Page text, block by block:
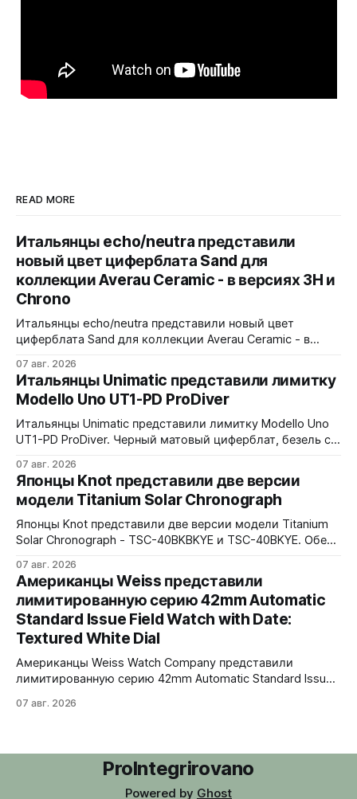
READ MORE
Итальянцы echo/neutra представили
новый цвет циферблата Sand для
коллекции Averau Ceramic - в версиях 3H и
Chrono
Итальянцы echo/neutra представили новый цвет
циферблата Sand для коллекции Averau Ceramic - в
контрастирует с тёмным корпусом из матовой чёрной
керамики и титана Grade 2. Сапфировое стекло с
куполом, завинчивающаяся заводная головка,
водозащита 100 метров. Ремешки на выбор - чёрный
текстильный, чёрный веганский (BioVeg из
07 авг. 2026
Итальянцы Unimatic представили лимитку
Modello Uno UT1-PD ProDiver
Итальянцы Unimatic представили лимитку Modello Uno
UT1-PD ProDiver. Черный матовый циферблат, безель с
стекло 2,5 мм с антибликом. Крышка с гравировкой
дайверской маски. Соответствует стандарту MIL-STD-
810H. Водозащита 300 метров. 40x41,5 мм Seiko VH31A
кварц На черном каучуковом ремешке
07 авг. 2026
Японцы Knot представили две версии
модели Titanium Solar Chronograph
Японцы Knot представили две версии модели Titanium
Solar Chronograph - TSC-40BKBKYE и TSC-40BKYE. Обе
у TSC-40BKBKYE жёлтые акценты на чёрном
циферблате, у TSC-40BKYE - полностью жёлтый
циферблат. Логотип Knot также выполнен в жёлтом
цвете. Часы продаются в комплекте с силиконовым
ремешком.
07 авг. 2026
Американцы Weiss представили
лимитированную серию 42mm Automatic
Standard Issue Field Watch with Date:
Textured White Dial
Американцы Weiss Watch Company представили
лимитированную серию 42mm Automatic Standard Issue
честь пяти лет работы бренда в Нэшвилле вручную
часовая, минутная и секундная стрелки, подсветка
BGW9 Superluminova. Фирменная оранжевая
07 авг. 2026
ProIntegrirovano
Powered by Ghost